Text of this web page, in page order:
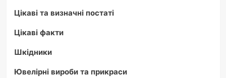
Цікаві та визначні постаті
Цікаві факти
Шкідники
Ювелірні вироби та прикраси